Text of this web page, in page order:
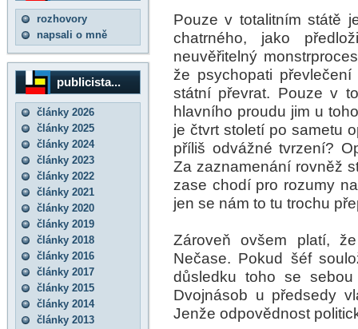
rozhovory
napsali o mně
publicista...
články 2026
články 2025
články 2024
články 2023
články 2022
články 2021
články 2020
články 2019
články 2018
články 2016
články 2017
články 2015
články 2014
články 2013
Pouze v totalitním státě
chatrného, jako
neuvěřitelný
že psychopati
státní převrat. Pouze v
hlavního proudu jim u
je čtvrt století po sametu
příliš odvážné tvrzení?
Za zaznamenání rovněž
zase chodí pro rozumy
jen se nám to tu trochu
Zároveň ovšem platí,
Nečase. Pokud šéf
důsledku toho se
Dvojnásob u předsedy
Jenže odpovědnost